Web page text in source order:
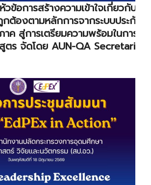
วข้อการสร้างความเข้าใจเกี่ยวกับ
กต้องตามหลักการจากระบบประกัน
ค สู่การเตรียมความพร้อมในการ
สูตร จัดโดย AUN-QA Secretariat